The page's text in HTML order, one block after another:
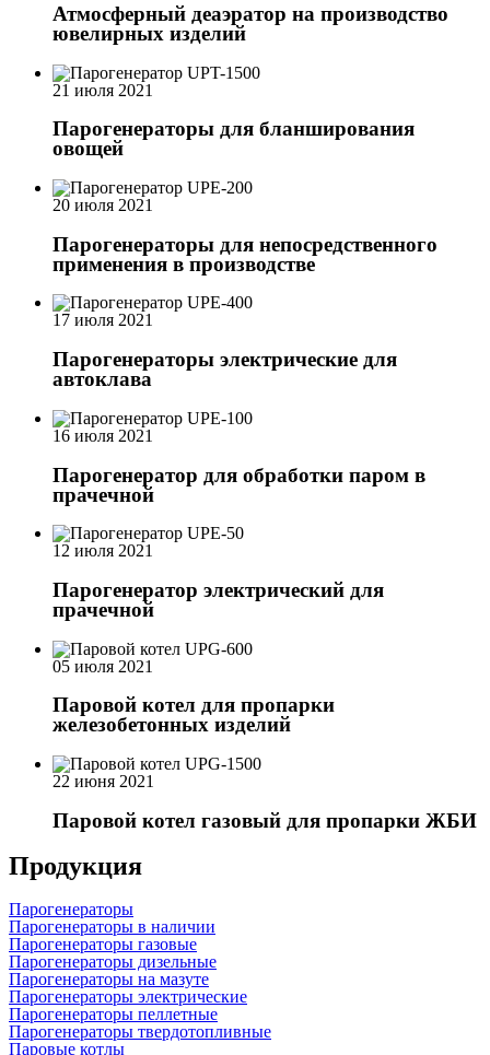
Атмосферный деаэратор на производство
ювелирных изделий
21 июля 2021
Парогенераторы для бланширования
овощей
20 июля 2021
Парогенераторы для непосредственного
применения в производстве
17 июля 2021
Парогенераторы электрические для
автоклава
16 июля 2021
Парогенератор для обработки паром в
прачечной
12 июля 2021
Парогенератор электрический для
прачечной
05 июля 2021
Паровой котел для пропарки
железобетонных изделий
22 июня 2021
Паровой котел газовый для пропарки ЖБИ
Продукция
Парогенераторы
Парогенераторы в наличии
Парогенераторы газовые
Парогенераторы дизельные
Парогенераторы на мазуте
Парогенераторы электрические
Парогенераторы пеллетные
Парогенераторы твердотопливные
Паровые котлы